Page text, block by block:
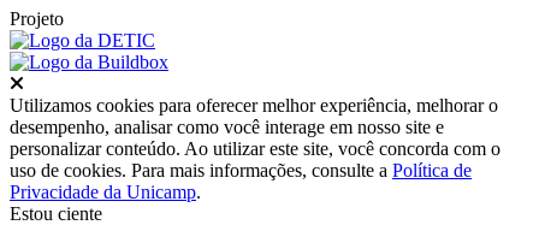
Projeto
Utilizamos cookies para oferecer melhor experiência, melhorar o
desempenho, analisar como você interage em nosso site e
personalizar conteúdo. Ao utilizar este site, você concorda com o
uso de cookies. Para mais informações, consulte a Política de
Privacidade da Unicamp.
Estou ciente